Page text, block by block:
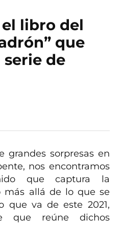
libro del
que
de
grandes sorpresas en
nos encontramos
que captura la
más allá de lo que se
que va de este 2021,
reúne dichos